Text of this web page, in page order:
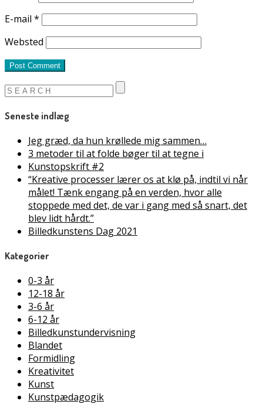
E-mail *
Websted
Seneste indlæg
Jeg græd, da hun krøllede mig sammen…
3 metoder til at folde bøger til at tegne i
Kunstopskrift #2
“Kreative processer lærer os at klø på, indtil vi når
målet! Tænk engang på en verden, hvor alle
stoppede med det, de var i gang med så snart, det
blev lidt hårdt.”
Billedkunstens Dag 2021
Kategorier
0-3 år
12-18 år
3-6 år
6-12 år
Billedkunstundervisning
Blandet
Formidling
Kreativitet
Kunst
Kunstpædagogik